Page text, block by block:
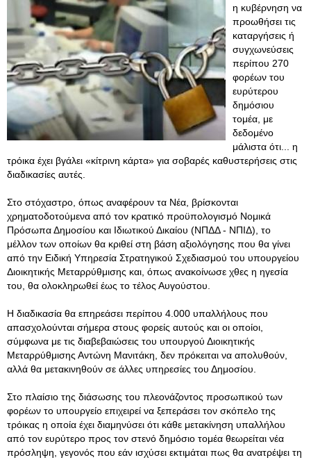
η κυβέρνηση να
προωθήσει τις
καταργήσεις ή
συγχωνεύσεις
περίπου 270
φορέων του
ευρύτερου
δημόσιου
τομέα, με
δεδομένο
μάλιστα ότι... η
τρόικα έχει βγάλει «κίτρινη κάρτα» για σοβαρές καθυστερήσεις στις
διαδικασίες αυτές.
Στο στόχαστρο, όπως αναφέρουν τα Νέα, βρίσκονται
χρηματοδοτούμενα από τον κρατικό προϋπολογισμό Νομικά
Πρόσωπα Δημοσίου και Ιδιωτικού Δικαίου (ΝΠΔΔ - ΝΠΙΔ), το
μέλλον των οποίων θα κριθεί στη βάση αξιολόγησης που θα γίνει
από την Ειδική Υπηρεσία Στρατηγικού Σχεδιασμού του υπουργείου
Διοικητικής Μεταρρύθμισης και, όπως ανακοίνωσε χθες η ηγεσία
του, θα ολοκληρωθεί έως το τέλος Αυγούστου.
Η διαδικασία θα επηρεάσει περίπου 4.000 υπαλλήλους που
απασχολούνται σήμερα στους φορείς αυτούς και οι οποίοι,
σύμφωνα με τις διαβεβαιώσεις του υπουργού Διοικητικής
Μεταρρύθμισης Αντώνη Μανιτάκη, δεν πρόκειται να απολυθούν,
αλλά θα μετακινηθούν σε άλλες υπηρεσίες του Δημοσίου.
Στο πλαίσιο της διάσωσης του πλεονάζοντος προσωπικού των
φορέων το υπουργείο επιχειρεί να ξεπεράσει τον σκόπελο της
τρόικας η οποία έχει διαμηνύσει ότι κάθε μετακίνηση υπαλλήλου
από τον ευρύτερο προς τον στενό δημόσιο τομέα θεωρείται νέα
πρόσληψη, γεγονός που εάν ισχύσει εκτιμάται πως θα ανατρέψει τη